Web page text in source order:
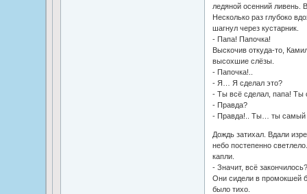
ледяной осенний ливень.
Несколько раз глубоко
шагнул через кустарник.
- Папа! Папочка!
Выскочив откуда-то,
высохшие слёзы.
- Папочка!..
- Я… Я сделал это?
- Ты всё сделал, папа! Ты
- Правда?
- Правда!.. Ты… ты самый
Дождь затихал. Вдали
небо постепенно
капли.
- Значит, всё
Они сидели в промокшей
было тихо.